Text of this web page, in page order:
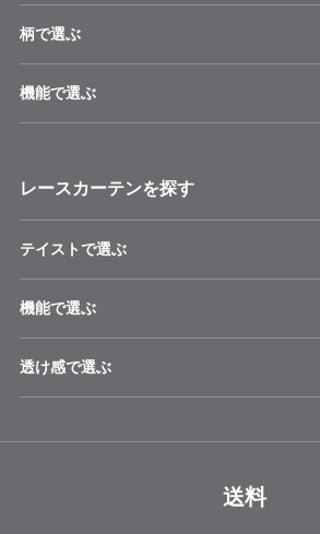
柄で選ぶ
機能で選ぶ
レースカーテンを探す
テイストで選ぶ
機能で選ぶ
透け感で選ぶ
送料